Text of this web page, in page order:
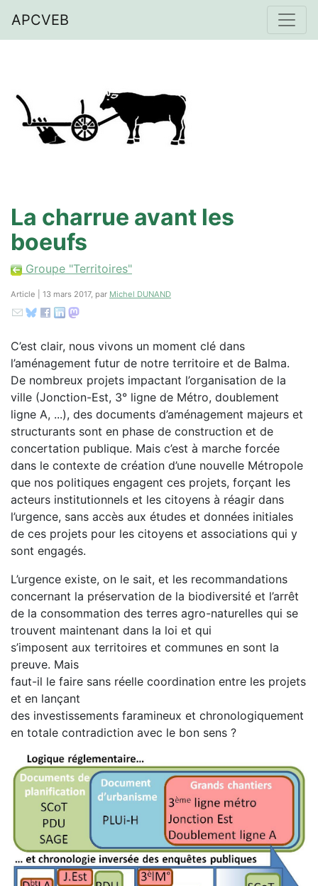
APCVEB
La charrue avant les
boeufs
Groupe "Territoires"
Article | 13 mars 2017, par Michel DUNAND
C’est clair, nous vivons un moment clé dans
l’aménagement futur de notre territoire et de Balma.
De nombreux projets impactant l’organisation de la
ville (Jonction-Est, 3° ligne de Métro, doublement
ligne A, ...), des documents d’aménagement majeurs et
structurants sont en phase de construction et de
concertation publique. Mais c’est à marche forcée
dans le contexte de création d’une nouvelle Métropole
que nos politiques engagent ces projets, forçant les
acteurs institutionnels et les citoyens à réagir dans
l’urgence, sans accès aux études et données initiales
de ces projets pour les citoyens et associations qui y
sont engagés.
L’urgence existe, on le sait, et les recommandations
concernant la préservation de la biodiversité et l’arrêt
de la consommation des terres agro-naturelles qui se
trouvent maintenant dans la loi et qui
s’imposent aux territoires et communes en sont la
preuve. Mais
faut-il le faire sans réelle coordination entre les projets
et en lançant
des investissements faramineux et chronologiquement
en totale contradiction avec le bon sens ?